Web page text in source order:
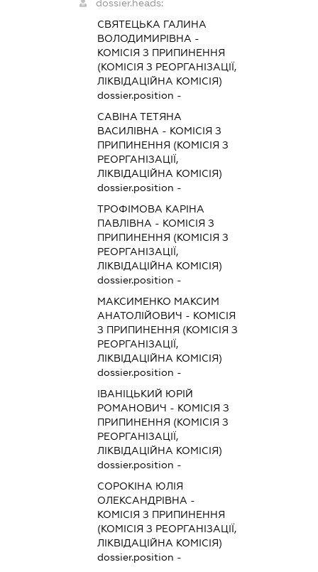
dossier.heads:
СВЯТЕЦЬКА ГАЛИНА
ВОЛОДИМИРІВНА -
КОМІСІЯ З ПРИПИНЕННЯ
(КОМІСІЯ З РЕОРГАНІЗАЦІЇ,
ЛІКВІДАЦІЙНА КОМІСІЯ)
dossier.position -
САВІНА ТЕТЯНА
ВАСИЛІВНА - КОМІСІЯ З
ПРИПИНЕННЯ (КОМІСІЯ З
РЕОРГАНІЗАЦІЇ,
ЛІКВІДАЦІЙНА КОМІСІЯ)
dossier.position -
ТРОФІМОВА КАРІНА
ПАВЛІВНА - КОМІСІЯ З
ПРИПИНЕННЯ (КОМІСІЯ З
РЕОРГАНІЗАЦІЇ,
ЛІКВІДАЦІЙНА КОМІСІЯ)
dossier.position -
МАКСИМЕНКО МАКСИМ
АНАТОЛІЙОВИЧ - КОМІСІЯ
З ПРИПИНЕННЯ (КОМІСІЯ З
РЕОРГАНІЗАЦІЇ,
ЛІКВІДАЦІЙНА КОМІСІЯ)
dossier.position -
ІВАНІЦЬКИЙ ЮРІЙ
РОМАНОВИЧ - КОМІСІЯ З
ПРИПИНЕННЯ (КОМІСІЯ З
РЕОРГАНІЗАЦІЇ,
ЛІКВІДАЦІЙНА КОМІСІЯ)
dossier.position -
СОРОКІНА ЮЛІЯ
ОЛЕКСАНДРІВНА -
КОМІСІЯ З ПРИПИНЕННЯ
(КОМІСІЯ З РЕОРГАНІЗАЦІЇ,
ЛІКВІДАЦІЙНА КОМІСІЯ)
dossier.position -